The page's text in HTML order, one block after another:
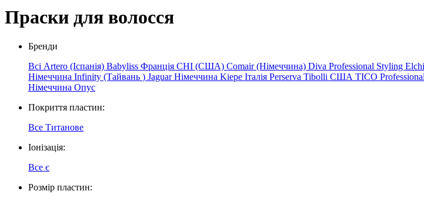
Праски для волосся
Бренди
Всі Artero (Іспанія) Babyliss Франція CHI (США) Comair (Німеччина) Diva Professional Styling
Німеччина Infinity (Тайвань ) JaguarНімеччина Kiepe Італія Perserva Tibolli США TICO Professional
Німеччина Опус
Покриття пластин:
Все Титанове
Іонізація:
Все є
Розмір пластин: